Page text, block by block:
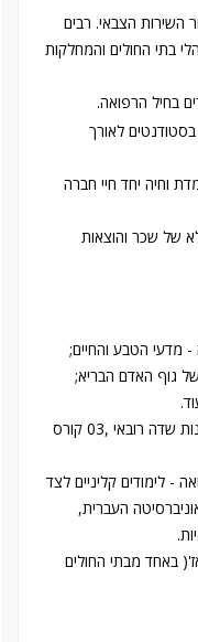
השירות הצבאי. רבים
בתי החולים והמחלקות
בחיל הרפואה.
לאורך
וחיה יחד חיי חברה
של שכר והוצאות
מדעי הטבע והחיים;
של גוף האדם הבריא;
בחופשות הקיץ - הכשרות צבאיות: טירונות שדה רובאי ,03 קורס
- לימודים קליניים לצד
העברית,
באחד מבתי החולים